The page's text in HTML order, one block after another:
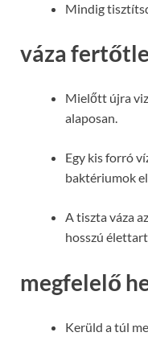
Mindig
váza
Mielőtt újra
alaposan.
Egy kis forró
baktériumok
A tiszta váza
hosszú
megfelelő
Kerüld a túl